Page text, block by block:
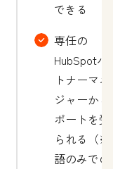
できる
専任の
HubSpotパ
トナーマ
ジャーか
ポートを
られる（※
語のみで